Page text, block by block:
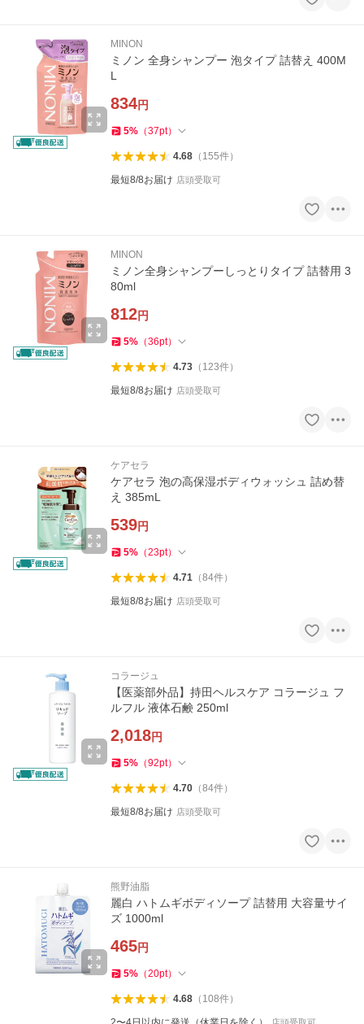
MINON
ミノン 全身シャンプー 泡タイプ 詰替え 400M
L
834円
5% （37pt）
4.68（ 155件）
最短8/8お届け 店頭受取可
MINON
ミノン全身シャンプーしっとりタイプ 詰替用 3
80ml
812円
5% （36pt）
4.73（ 123件）
最短8/8お届け 店頭受取可
ケアセラ
ケアセラ 泡の高保湿ボディウォッシュ 詰め替
え 385mL
539円
5% （23pt）
4.71（84件）
最短8/8お届け 店頭受取可
コラージュ
【医薬部外品】持田ヘルスケア コラージュ フ
ルフル 液体石鹸 250ml
2,018円
5% （92pt）
4.70（84件）
最短8/8お届け 店頭受取可
熊野油脂
麗白 ハトムギボディソープ 詰替用 大容量サイ
ズ 1000ml
465円
5% （20pt）
4.68（ 108件）